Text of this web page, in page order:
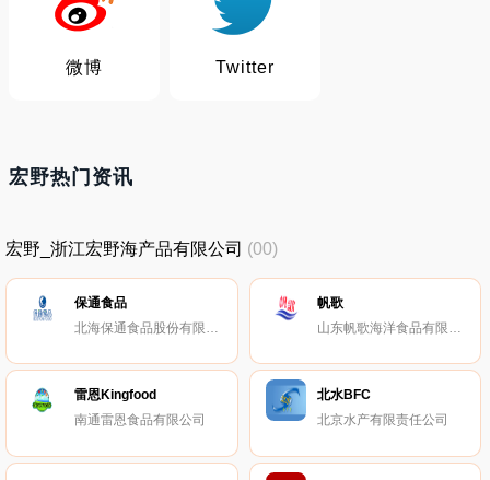
微博 Twitter
宏野热门资讯
宏野_浙江宏野海产品有限公司 (00)
保通食品
帆歌
雷恩Kingfood
南通雷恩食品有限公司
北水BFC
北京水产有限责任公司